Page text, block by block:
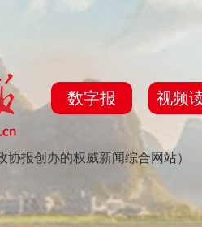
数字报 视频
报创办的权威新闻综合网站）